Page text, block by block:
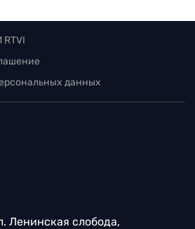
данных
Ленинская слобода,